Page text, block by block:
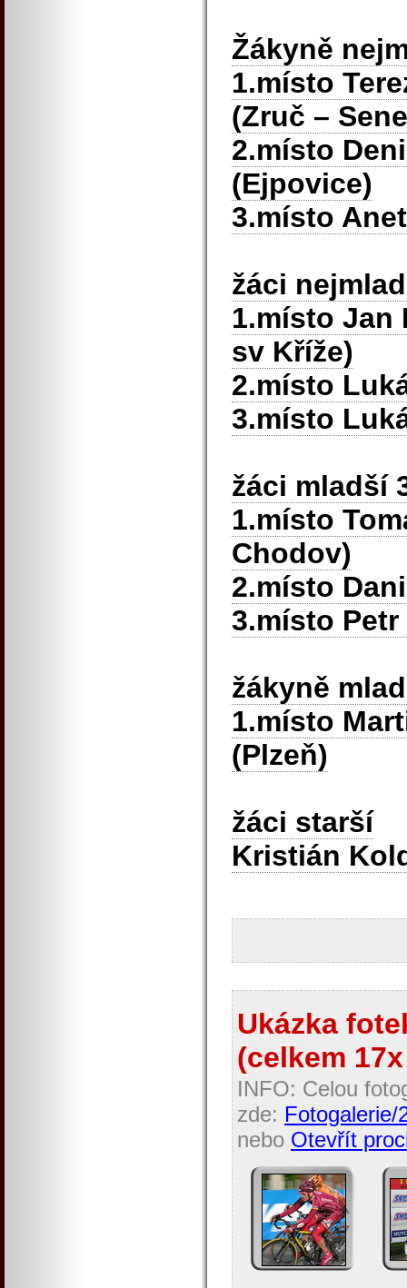
Žákyně
1.místo
(Zruč –
2.místo
(Ejpovice)
3.místo
žáci
1.místo Jan
sv Kříže)
2.místo
3.místo
žáci mladší
1.místo
Chodov)
2.místo
3.místo Petr
žákyně
1.místo
(Plzeň)
žáci starší
Kristián
Ukázka
(celkem
INFO: Celou
zde: Fotogalerie/
nebo Otevřít